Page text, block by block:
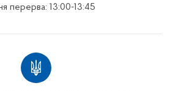
перерва: 13:00-13:45